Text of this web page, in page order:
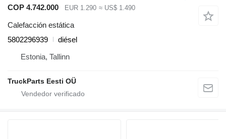
COP 4.742.000 EUR 1.290 ≈ US$ 1.490
Calefacción estática
5802296939
diésel
Estonia, Tallinn
TruckParts Eesti OÜ